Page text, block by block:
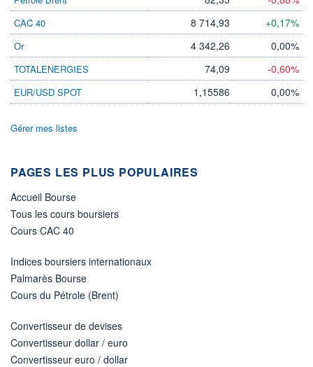
PROCHAIN
DIVIDENDE
Non éligible
Boursobank
CAC 40 8 714,93 +0,17%
Or 4 342,26 0,00%
TOTALENERGIES 74,09 -0,60%
EUR/USD SPOT 1,15586 0,00%
Gérer mes listes
PAGES LES PLUS POPULAIRES
Accueil Bourse
Tous les cours boursiers
Cours CAC 40
Indices boursiers internationaux
Palmarès Bourse
Cours du Pétrole (Brent)
Convertisseur de devises
Convertisseur dollar / euro
Convertisseur euro / dollar